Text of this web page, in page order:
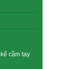
cầm tay